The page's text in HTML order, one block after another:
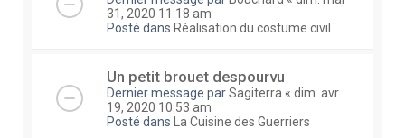
31, 2020 11:18 am
Posté dans Réalisation du costume civil
Un petit brouet despourvu
Dernier message parSagiterra « dim. avr.
19, 2020 10:53 am
Posté dans
La Cuisine des Guerriers